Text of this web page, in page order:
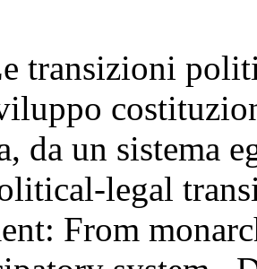
transizioni
da un sistema
legal
From